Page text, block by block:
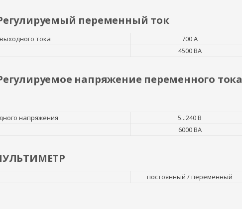
переменный ток
тока
700 А
4500 ВА
напряжение переменного тока
напряжения
5...240 В
6000 ВА
постоянный / переменный